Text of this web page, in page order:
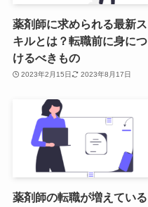
薬剤師に求められる最新ス
キルとは？転職前に身につ
けるべきもの
2023年2月15日 2023年8月17日
薬剤師の転職が増えている